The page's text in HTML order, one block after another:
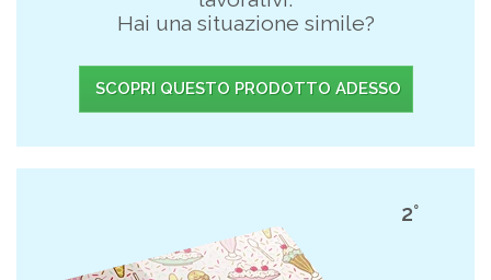
Hai una situazione simile?
SCOPRI QUESTO PRODOTTO ADESSO
2°